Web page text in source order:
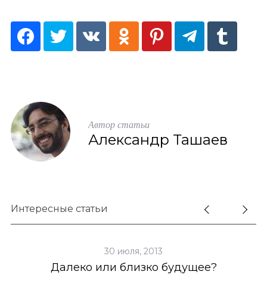
Автор статьи
Александр Ташаев
Интересные статьи
30 июля, 2013
Далеко или близко будущее?